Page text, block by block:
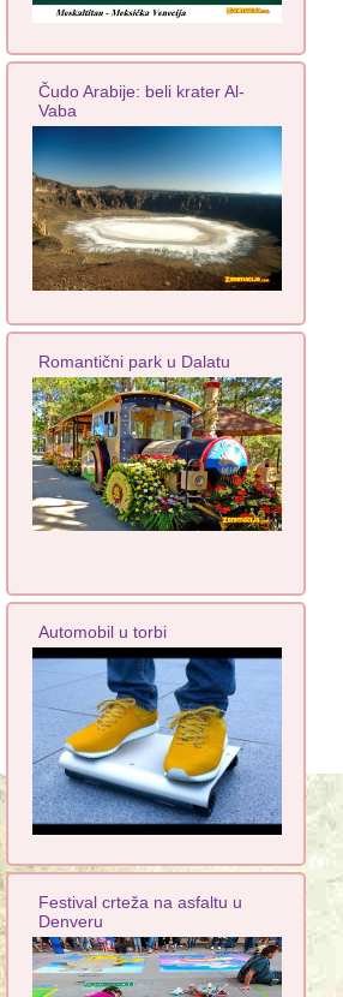
Čudo Arabije: beli krater Al-
Vaba
Romantični park u Dalatu
Automobil u torbi
Festival crteža na asfaltu u
Denveru